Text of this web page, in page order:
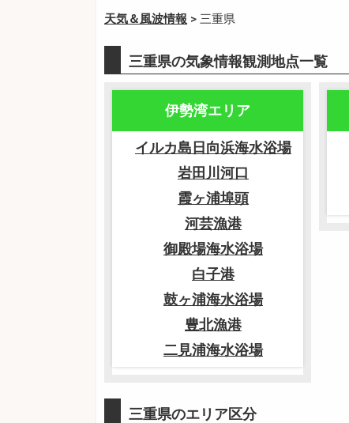
天気＆風波情報 > 三重県
三重県の気象情報観測地点一覧
伊勢湾エリア
イルカ島日向浜海水浴場
岩田川河口
霞ヶ浦埠頭
河芸漁港
御殿場海水浴場
白子港
鼓ヶ浦海水浴場
豊北漁港
二見浦海水浴場
三重県のエリア区分